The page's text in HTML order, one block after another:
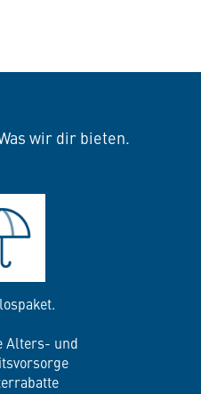
wir dir bieten.
Alters- und